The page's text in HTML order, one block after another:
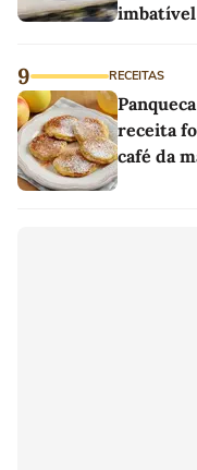
9 RECEITAS
receita
café da